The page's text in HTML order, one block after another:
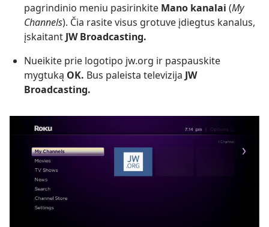
pagrindinio meniu pasirinkite Mano kanalai (My
Channels). Čia rasite visus grotuve įdiegtus kanalus,
įskaitant JW Broadcasting.
Nueikite prie logotipo jw.org ir paspauskite
mygtuką OK. Bus paleista televizija JW
Broadcasting.